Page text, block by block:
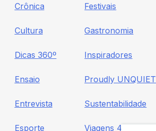
Crônica
Cultura
Dicas 360º
Ensaio
Entrevista
Esporte
Festivais
Gastronomia
Inspiradores
Proudly UNQUIET
Sustentabilidade
Viagens 4×4